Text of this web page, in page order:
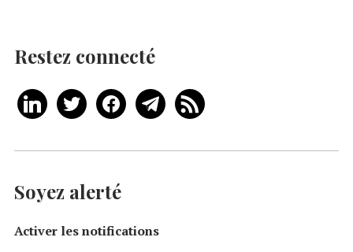
Restez connecté
Soyez alerté
Activer les notifications